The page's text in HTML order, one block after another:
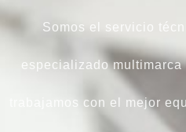
Somos el servicio
especializado
trabajamos con el mejor